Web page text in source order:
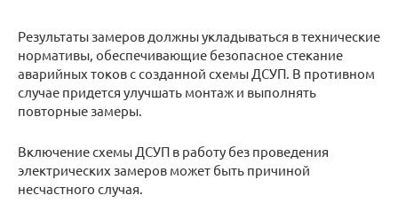
Результаты замеров должны укладываться в технические
нормативы, обеспечивающие безопасное стекание
аварийных токов с созданной схемы ДСУП. В противном
случае придется улучшать монтаж и выполнять
повторные замеры.
Включение схемы ДСУП в работу без проведения
электрических замеров может быть причиной
несчастного случая.